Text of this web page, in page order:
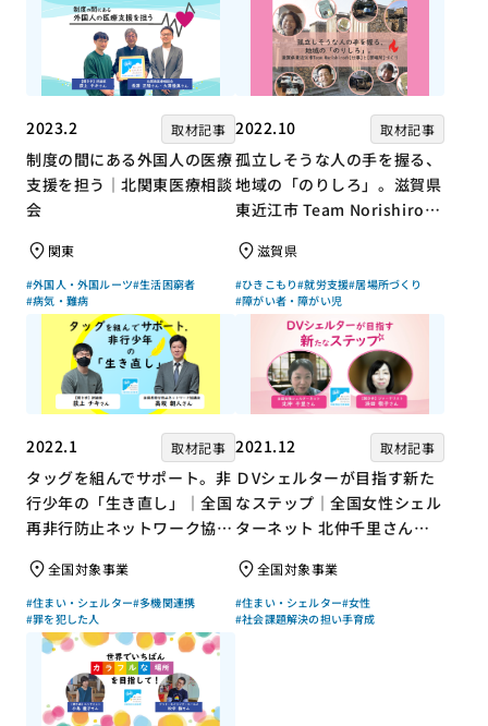
2023.2 取材記事
制度の間にある外国人の医療
支援を担う｜北関東医療相談
会
関東
#外国人・外国ルーツ#生活困窮者
#病気・難病
2022.10 取材記事
孤立しそうな人の手を握る、
地域の「のりしろ」。滋賀県
東近江市 Team Norishiroの
滋賀県
#ひきこもり#就労支援#居場所づくり
#障がい者・障がい児
2022.1 取材記事
タッグを組んでサポート。非
行少年の「生き直し」｜全国
再非行防止ネットワーク協議
上チキさん【聞き手】
全国対象事業
#住まい・シェルター#多機関連携
#罪を犯した人
2021.12 取材記事
ＤVシェルターが目指す新た
なステップ｜全国女性シェル
ターネット 北仲千里さん×
ん【聞き手】
全国対象事業
#住まい・シェルター#女性
#社会課題解決の担い手育成